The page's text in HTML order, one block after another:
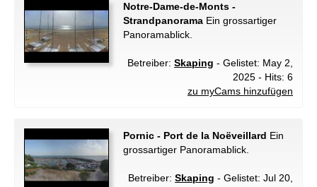
Notre-Dame-de-Monts -
Strandpanorama Ein grossartiger
Panoramablick.
Betreiber: Skaping - Gelistet: May 2,
2025 - Hits: 6
zu myCams hinzufügen
Pornic - Port de la Noëveillard Ein
grossartiger Panoramablick.
Betreiber: Skaping - Gelistet: Jul 20,